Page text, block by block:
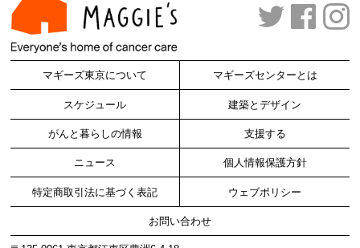
マギーズ東京について マギーズセンターとは
スケジュール 建築とデザイン
がんと暮らしの情報 支援する
ニュース 個人情報保護方針
特定商取引法に基づく表記 ウェブポリシー
お問い合わせ